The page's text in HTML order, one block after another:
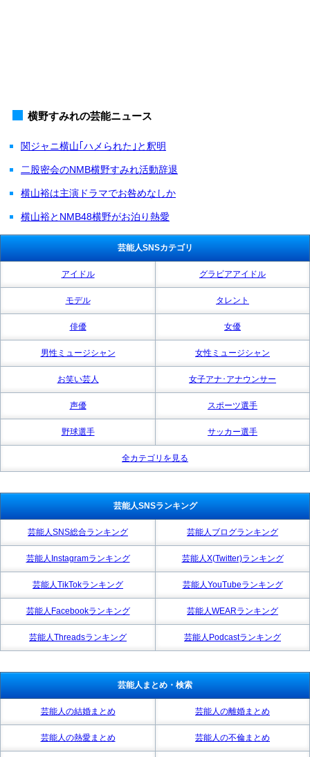
横野すみれの芸能ニュース
関ジャニ横山｢ハメられた｣と釈明
二股密会のNMB横野すみれ活動辞退
横山裕は主演ドラマでお咎めなしか
横山裕とNMB48横野がお泊り熱愛
芸能人SNSカテゴリ
アイドル グラビアアイドル
モデル タレント
俳優 女優
男性ミュージシャン 女性ミュージシャン
お笑い芸人 女子アナ･アナウンサー
声優 スポーツ選手
野球選手 サッカー選手
全カテゴリを見る
芸能人SNSランキング
芸能人SNS総合ランキング 芸能人ブログランキング
芸能人Instagramランキング 芸能人X(Twitter)ランキング
芸能人TikTokランキング 芸能人YouTubeランキング
芸能人Facebookランキング 芸能人WEARランキング
芸能人Threadsランキング 芸能人Podcastランキング
芸能人まとめ・検索
芸能人の結婚まとめ 芸能人の離婚まとめ
芸能人の熱愛まとめ 芸能人の不倫まとめ